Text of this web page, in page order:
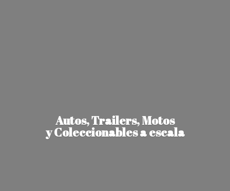
Autos, Trailers, Motos
y Coleccionablesa escala